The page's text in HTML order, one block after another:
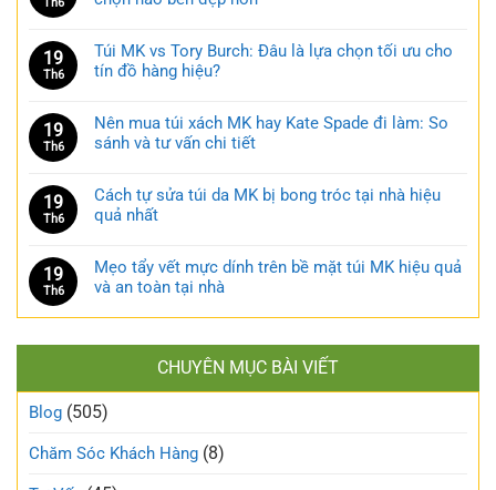
19
Th6
Túi MK vs Tory Burch: Đâu là lựa chọn tối ưu cho
tín đồ hàng hiệu?
19
Th6
Nên mua túi xách MK hay Kate Spade đi làm: So
sánh và tư vấn chi tiết
19
Th6
Cách tự sửa túi da MK bị bong tróc tại nhà hiệu
quả nhất
19
Th6
Mẹo tẩy vết mực dính trên bề mặt túi MK hiệu quả
và an toàn tại nhà
CHUYÊN MỤC BÀI VIẾT
Blog (505)
Chăm Sóc Khách Hàng (8)